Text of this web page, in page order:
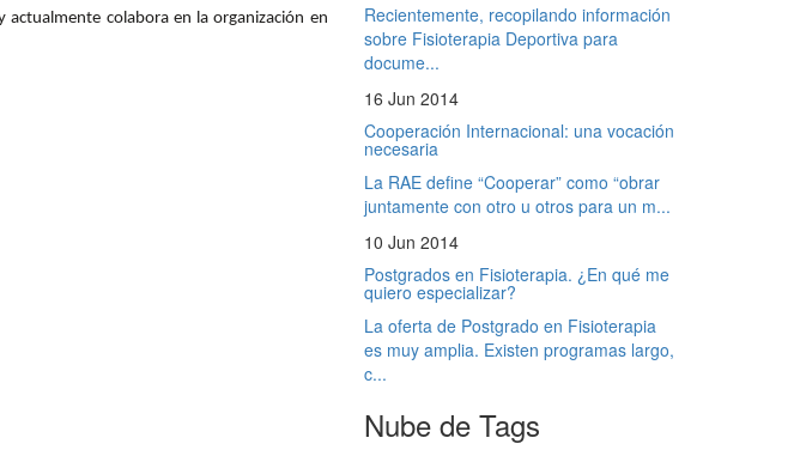
actualmente colabora en la organización en
Recientemente, recopilando información
sobre Fisioterapia Deportiva para
docume...
16 Jun 2014
Cooperación Internacional: una vocación
necesaria
La RAE define “Cooperar” como “obrar
juntamente con otro u otros para un m...
10 Jun 2014
Postgrados en Fisioterapia. ¿En qué me
quiero especializar?
La oferta de Postgrado en Fisioterapia
es muy amplia. Existen programas largo,
c...
Nube de Tags